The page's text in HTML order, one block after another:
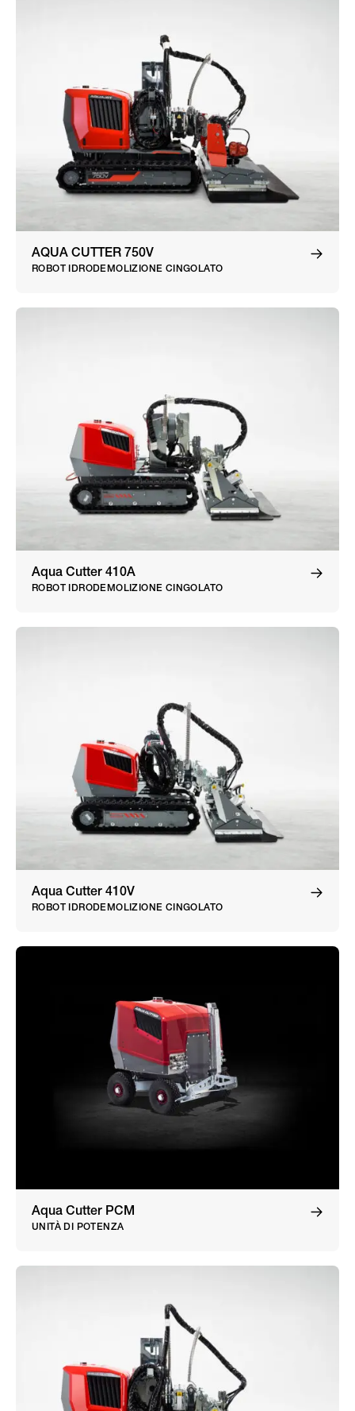
AQUA CUTTER 750V
ROBOT IDRODEMOLIZIONE CINGOLATO
Aqua Cutter 410A
ROBOT IDRODEMOLIZIONE CINGOLATO
Aqua Cutter 410V
ROBOT IDRODEMOLIZIONE CINGOLATO
Aqua Cutter PCM
UNITÀ DI POTENZA